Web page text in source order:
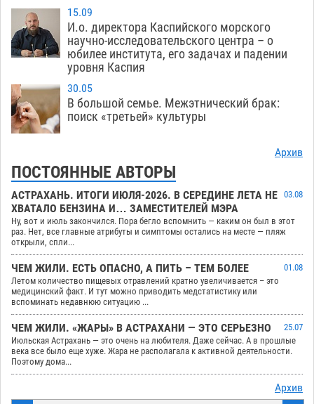
15.09
И.о. директора Каспийского морского
научно-исследовательского центра – о
юбилее института, его задачах и падении
уровня Каспия
30.05
В большой семье. Межэтнический брак:
поиск «третьей» культуры
Архив
ПОСТОЯННЫЕ АВТОРЫ
АСТРАХАНЬ. ИТОГИ ИЮЛЯ-2026. В СЕРЕДИНЕ ЛЕТА НЕ
ХВАТАЛО БЕНЗИНА И… ЗАМЕСТИТЕЛЕЙ МЭРА
03.08
Ну, вот и июль закончился. Пора бегло вспомнить — каким он был в этот
раз. Нет, все главные атрибуты и симптомы остались на месте — пляж
открыли, спли...
ЧЕМ ЖИЛИ. ЕСТЬ ОПАСНО, А ПИТЬ – ТЕМ БОЛЕЕ
01.08
Летом количество пищевых отравлений кратно увеличивается – это
медицинский факт. И тут можно приводить медстатистику или
вспоминать недавнюю ситуацию ...
ЧЕМ ЖИЛИ. «ЖАРЫ» В АСТРАХАНИ — ЭТО СЕРЬЕЗНО
25.07
Июльская Астрахань — это очень на любителя. Даже сейчас. А в прошлые
века все было еще хуже. Жара не располагала к активной деятельности.
Поэтому дома...
Архив